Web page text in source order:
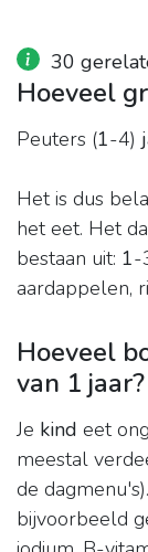
30
Hoeveel
Peuters (1-4)
Het is dus
het eet. Het
bestaan uit: 1-
aardappelen,
Hoeveel
van 1 jaar?
Je kind eet
meestal
de
bijvoorbeeld